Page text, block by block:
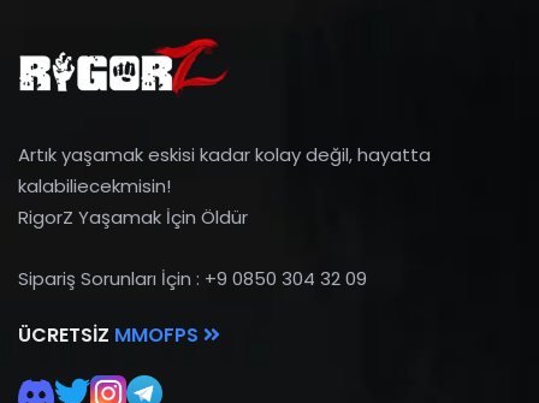
Artık yaşamak eskisi kadar kolay değil, hayatta
kalabiliecekmisin!
RigorZ Yaşamak İçin Öldür
Sipariş Sorunları İçin : +9 0850 304 32 09
ÜCRETSIZ MMOFPS